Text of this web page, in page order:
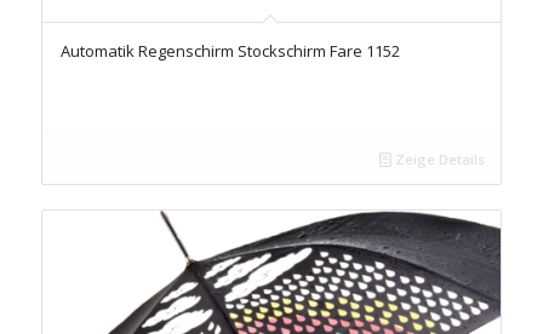
Automatik Regenschirm Stockschirm Fare 1152
Zeige Details